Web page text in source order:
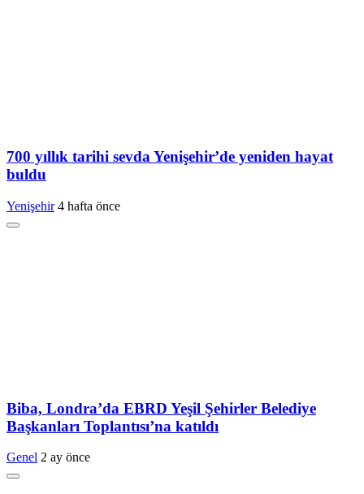
700 yıllık tarihi sevda Yenişehir’de yeniden hayat
buldu
Yenişehir 4 hafta önce
Biba, Londra’da EBRD Yeşil Şehirler Belediye
Başkanları Toplantısı’na katıldı
Genel 2 ay önce